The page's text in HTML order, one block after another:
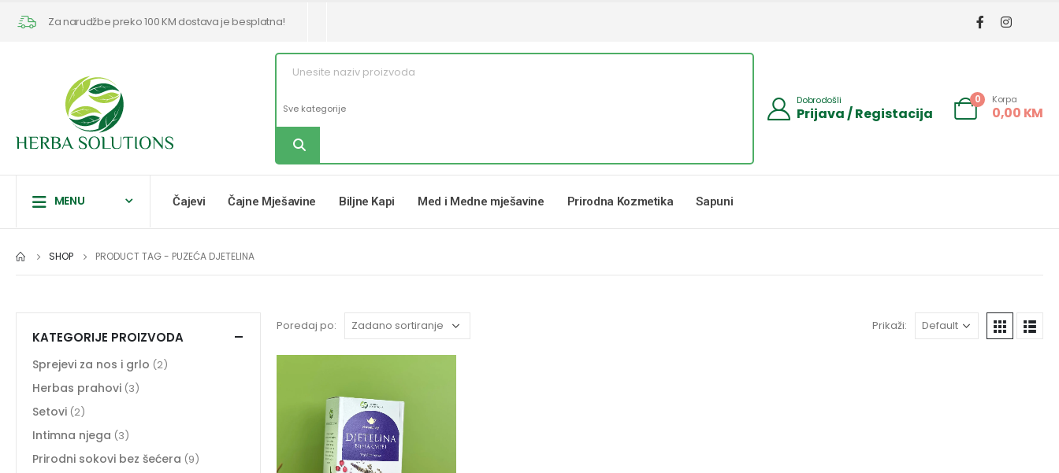
Za narudžbe preko 100 KM dostava je besplatna!
Dobrodošli
Prijava / Registacija
0 Korpa
0,00 KM
MENU Čajevi Čajne Mješavine Biljne Kapi Med i Medne mješavine Prirodna Kozmetika Sapuni
SHOP PRODUCT TAG - PUZEĆA DJETELINA
Poredaj po: Prikaži:
KATEGORIJE PROIZVODA
Sprejevi za nos i grlo (2)
Herbas prahovi (3)
Setovi (2)
Intimna njega (3)
Prirodni sokovi bez šećera (9)